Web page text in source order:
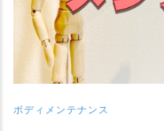
ボディメンテナンス